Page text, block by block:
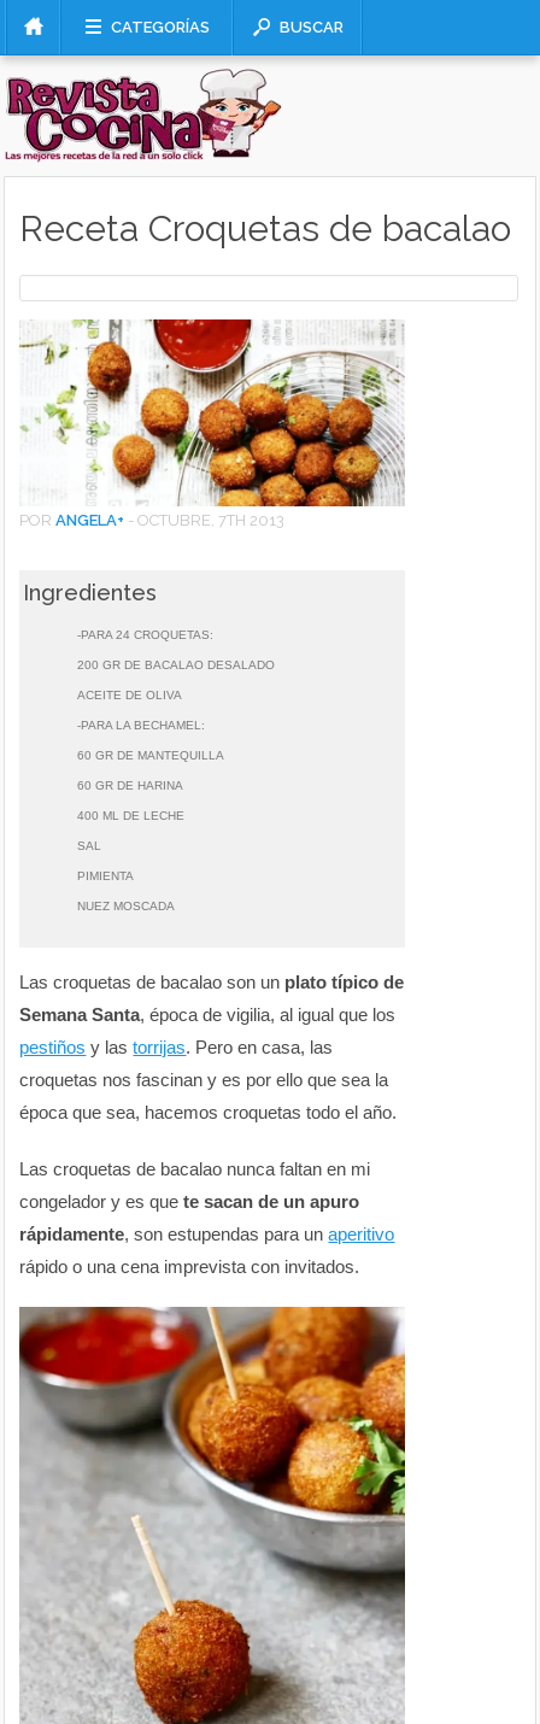
CATEGORÍAS BUSCAR
Receta Croquetas de bacalao
PORANGELA+ -OCTUBRE, 7TH 2013
Ingredientes
-PARA 24 CROQUETAS:
200 GR DE BACALAO DESALADO
ACEITE DE OLIVA
-PARA LA BECHAMEL:
60 GR DE MANTEQUILLA
60 GR DE HARINA
400 ML DE LECHE
SAL
PIMIENTA
NUEZ MOSCADA
Las croquetas de bacalao son un plato típico de
Semana Santa, época de vigilia, al igual que los
pestiños y lastorrijas. Pero en casa, las
croquetas nos fascinan y es por ello que sea la
época que sea, hacemos croquetas todo el año.
Las croquetas de bacalao nunca faltan en mi
congelador y es quete sacan de un apuro
rápidamente, son estupendas para unaperitivo
rápido o una cena imprevista con invitados.